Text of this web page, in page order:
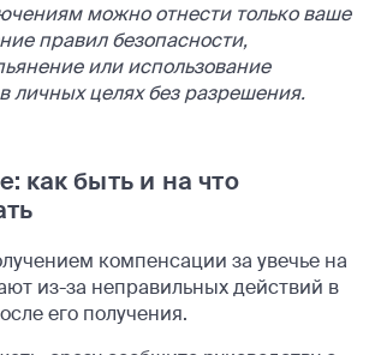
можно отнести только ваше
правил безопасности,
или использование
личных целях без разрешения.
как быть и на что
компенсации за увечье на
из-за неправильных действий в
его получения.